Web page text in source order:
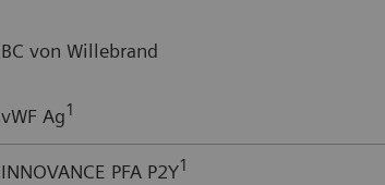
BC von Willebrand
vWF Ag1
INNOVANCE PFA P2Y1